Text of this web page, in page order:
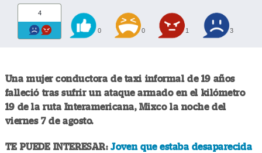
4
0 0 1 3
Una mujer conductora de taxi informal de 19 años
falleció tras sufrir un ataque armado en el kilómetro
19 de la ruta Interamericana, Mixco la noche del
viernes 7 de agosto.
TE PUEDE INTERESAR:Joven que estaba desaparecida